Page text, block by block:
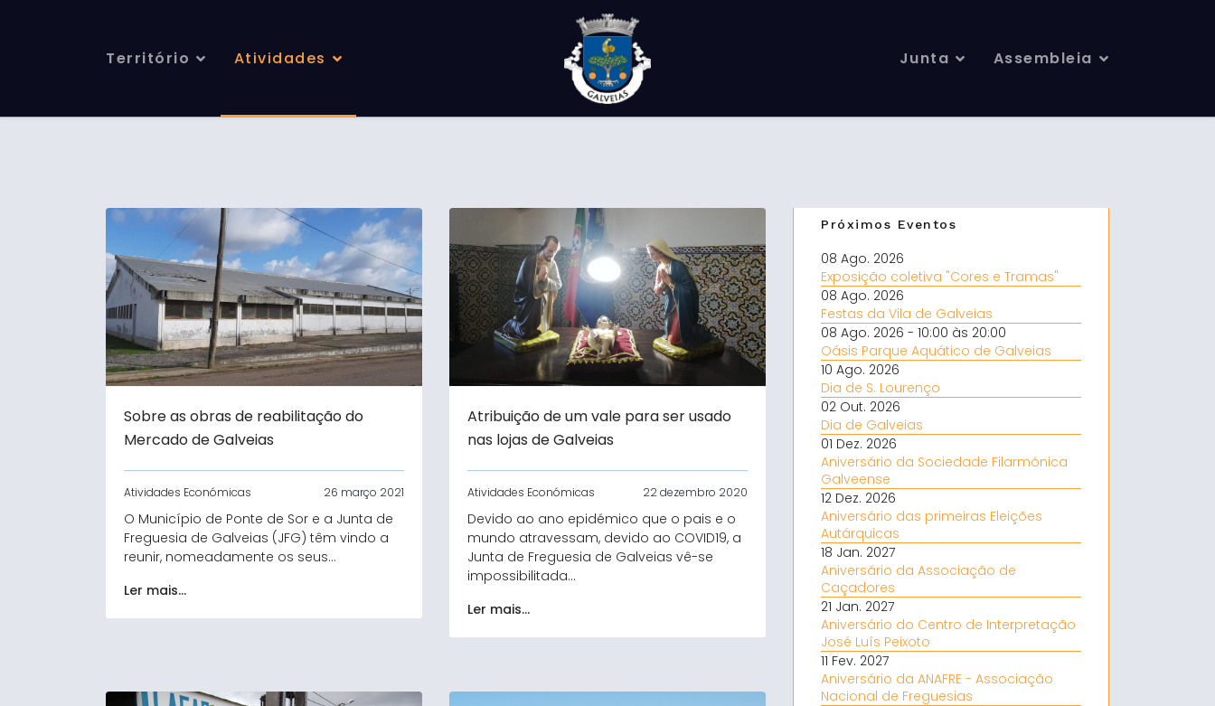
Território Atividades Junta Assembleia
Sobre as obras de reabilitação do
Mercado de Galveias
Atividades Económicas 26 março 2021
O Município de Ponte de Sor e a Junta de
Freguesia de Galveias (JFG) têm vindo a
reunir, nomeadamente os seus...
Ler mais...
Atribuição de um vale para ser usado
nas lojas de Galveias
Atividades Económicas 22 dezembro 2020
Devido ao ano epidémico que o pais e o
mundo atravessam, devido ao COVID19, a
Junta de Freguesia de Galveias vê-se
impossibilitada...
Ler mais...
Próximos Eventos
08 Ago. 2026
Exposição coletiva "Cores e Tramas"
08 Ago. 2026
Festas da Vila de Galveias
08 Ago. 2026 - 10:00 às 20:00
Oásis Parque Aquático de Galveias
10 Ago. 2026
Dia de S. Lourenço
02 Out. 2026
Dia de Galveias
01 Dez. 2026
Aniversário da Sociedade Filarmónica
Galveense
12 Dez. 2026
Aniversário das primeiras Eleições
Autárquicas
18 Jan. 2027
Aniversário da Associação de
Caçadores
21 Jan. 2027
Aniversário do Centro de Interpretação
José Luís Peixoto
11 Fev. 2027
Aniversário da ANAFRE - Associação
Nacional de Freguesias